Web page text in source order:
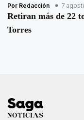
Por Redacción 7
Retiran más de 22
Torres